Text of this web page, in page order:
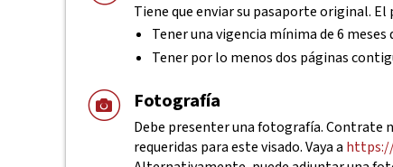
Tiene que enviar su pasaporte original. El
Tener una vigencia mínima de 6 meses
Tener por lo menos dos páginas
Fotografía
Debe presenter una fotografía. Contrate
requeridas para este visado. Vaya a